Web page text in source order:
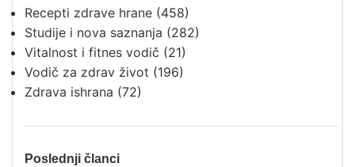
Recepti zdrave hrane (458)
Studije i nova saznanja (282)
Vitalnost i fitnes vodič (21)
Vodič za zdrav život (196)
Zdrava ishrana (72)
Poslednji članci